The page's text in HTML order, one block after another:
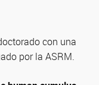
con una
por la ASRM.